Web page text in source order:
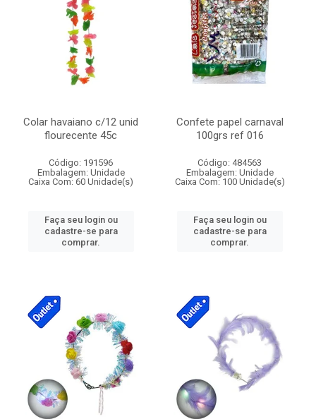
Colar havaiano c/12 unid
flourecente 45c
Código: 191596
Embalagem: Unidade
Caixa Com: 60 Unidade(s)
Faça seu login ou
cadastre-se para
comprar.
Confete papel carnaval
100grs ref 016
Código: 484563
Embalagem: Unidade
Caixa Com: 100 Unidade(s)
Faça seu login ou
cadastre-se para
comprar.